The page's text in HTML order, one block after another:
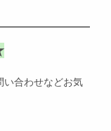
い合わせなどお気